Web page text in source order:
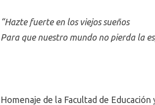
“Hazte fuerte en los viejos sueños
Para que nuestro mundo no pierda la
Homenaje de la Facultad de